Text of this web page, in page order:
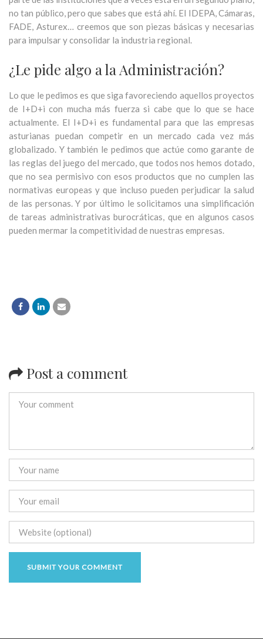
no tan público, pero que sabes que está ahí. El IDEPA, Cámaras,
FADE, Asturex… creemos que son piezas básicas y necesarias
para impulsar y consolidar la industria regional.
¿Le pide algo a la Administración?
Lo que le pedimos es que siga favoreciendo aquellos proyectos
de I+D+i con mucha más fuerza si cabe que lo que se hace
actualmente. El I+D+i es fundamental para que las empresas
asturianas puedan competir en un mercado cada vez más
globalizado. Y también le pedimos que actúe como garante de
las reglas del juego del mercado, que todos nos hemos dotado,
que no sea permisivo con esos productos que no cumplen las
normativas europeas y que incluso pueden perjudicar la salud
de las personas. Y por último le solicitamos una simplificación
de tareas administrativas burocráticas, que en algunos casos
pueden mermar la competitividad de nuestras empresas.
Post a comment